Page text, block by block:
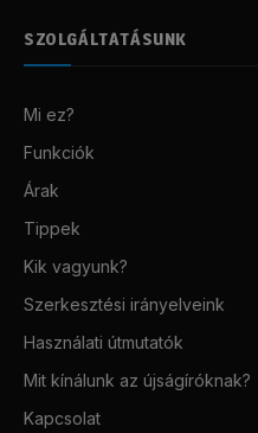
SZOLGÁLTATÁSUNK
Mi ez?
Funkciók
Árak
Tippek
Kik vagyunk?
Szerkesztési irányelveink
Használati útmutatók
Mit kínálunk az újságíróknak?
Kapcsolat